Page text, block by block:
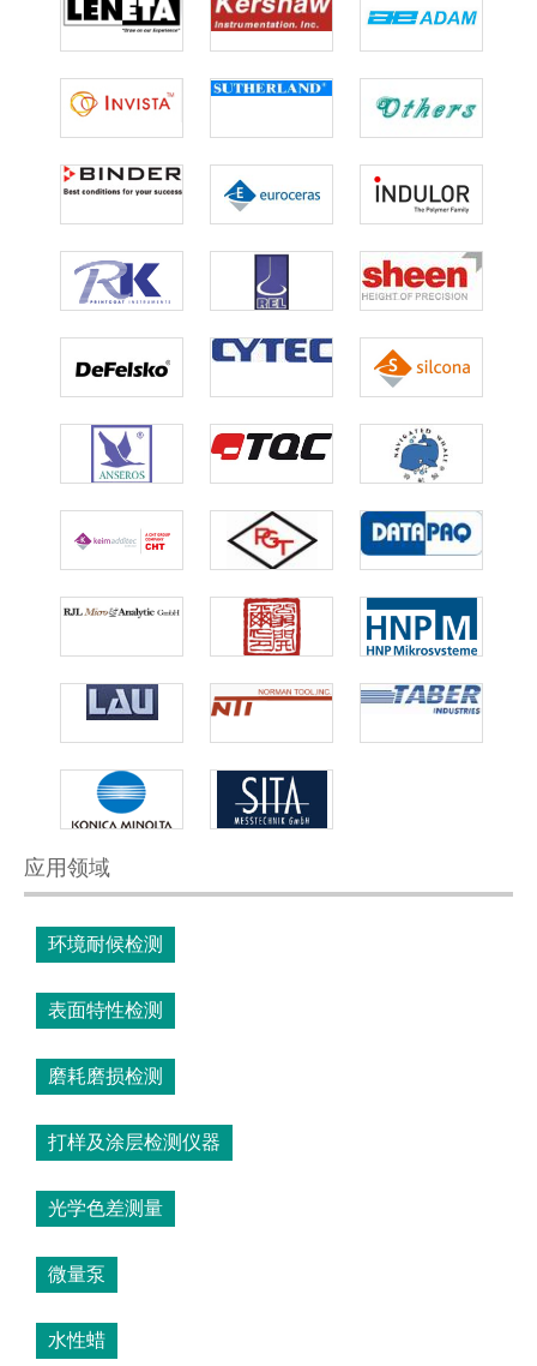
应用领域
环境耐候检测
表面特性检测
磨耗磨损检测
打样及涂层检测仪器
光学色差测量
微量泵
水性蜡